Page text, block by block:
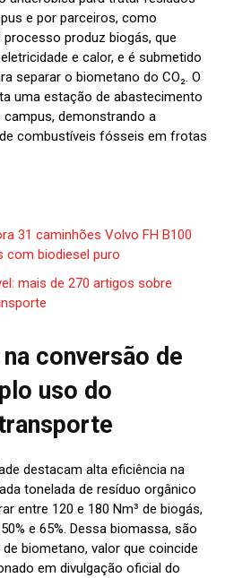
e por parceiros, como
produz biogás, que
e calor, e é submetido
separar o biometano do CO₂. O
uma estação de abastecimento
demonstrando a
combustíveis fósseis em frotas
31 caminhões Volvo FH B100
com biodiesel puro
mais de 270 artigos sobre
conversão de
uso do
destacam alta eficiência na
tonelada de resíduo orgânico
entre 120 e 180 Nm³ de biogás,
e 65%. Dessa biomassa, são
biometano, valor que coincide
em divulgação oficial do